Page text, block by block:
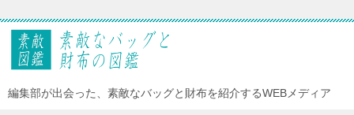
編集部が出会った、素敵なバッグと財布を紹介するWEBメディア